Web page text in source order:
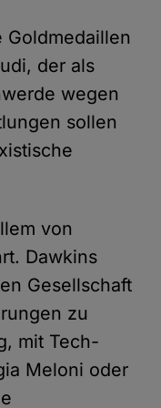
der als
wegen
sollen
von
Dawkins
Gesellschaft
zu
mit Tech-
Meloni oder